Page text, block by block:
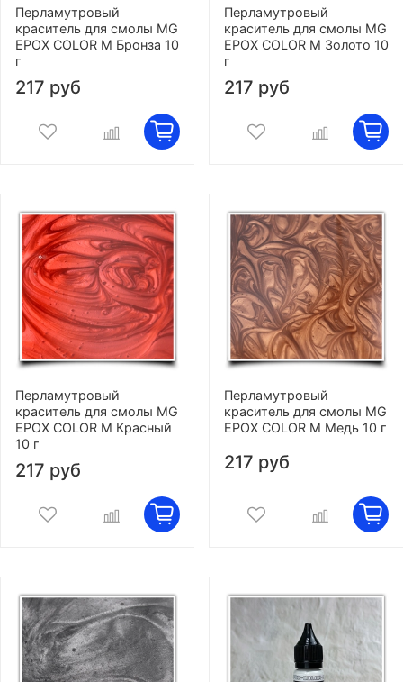
Перламутровый
краситель для смолы MG
EPOX COLOR M Бронза 10
г
217 руб
Перламутровый
краситель для смолы MG
EPOX COLOR M Золото 10
г
217 руб
Перламутровый
краситель для смолы MG
EPOX COLOR M Красный
10 г
217 руб
Перламутровый
краситель для смолы MG
EPOX COLOR M Медь 10 г
217 руб